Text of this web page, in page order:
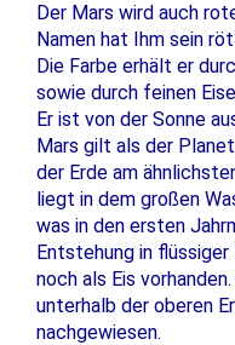
Der Mars wird auch
Namen hat Ihm sein
Die Farbe erhält er
sowie durch feinen
Er ist von der Sonne
Mars gilt als der
der Erde am
liegt in dem großen
was in den ersten
Entstehung in
noch als Eis
unterhalb der oberen
nachgewiesen.